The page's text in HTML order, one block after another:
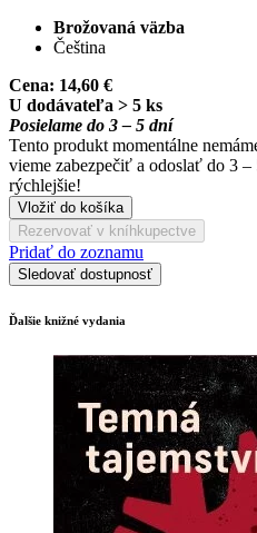
Brožovaná väzba
Čeština
Cena: 14,60 €
U dodávateľa > 5 ks
Posielame do 3 – 5 dní
Tento produkt momentálne
vieme zabezpečiť a odoslať do 3 –
rýchlejšie!
Vložiť do košíka
Rezervovať v kníhkupectve
Pridať do zoznamu
Sledovať dostupnosť
Ďalšie knižné vydania